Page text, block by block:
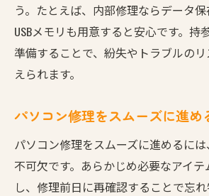
う。たとえば、内部修理ならデータ保
USBメモリも用意すると安心です。持
準備することで、紛失やトラブルの
えられます。
パソコン修理をスムーズに進め
パソコン修理をスムーズに進めるに
不可欠です。あらかじめ必要なアイ
し、修理前日に再確認することで忘